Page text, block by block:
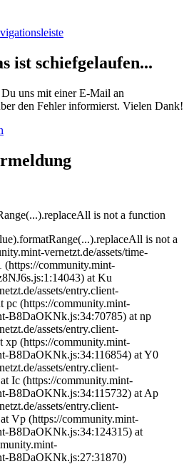
ist schiefgelaufen...
uns mit einer E-Mail an
den Fehler informierst. Vielen Dank!
is not a function
is not a
vernetzt.de/assets/time-
community.mint-
at Ku
assets/entry.client-
(https://community.mint-
B8DaOKNk.js:34:70785) at np
assets/entry.client-
(https://community.mint-
B8DaOKNk.js:34:116854) at Y0
assets/entry.client-
Ic (https://community.mint-
B8DaOKNk.js:34:115732) at Ap
assets/entry.client-
Vp (https://community.mint-
B8DaOKNk.js:34:124315) at
B8DaOKNk.js:27:31870)